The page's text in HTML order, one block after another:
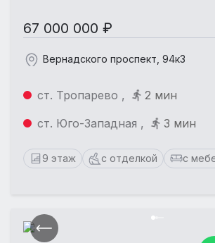
67 000 000 ₽
Вернадского проспект, 94к3
ст. Тропарево ,
2 мин
ст. Юго-Западная ,
3 мин
9 этаж с отделкой с